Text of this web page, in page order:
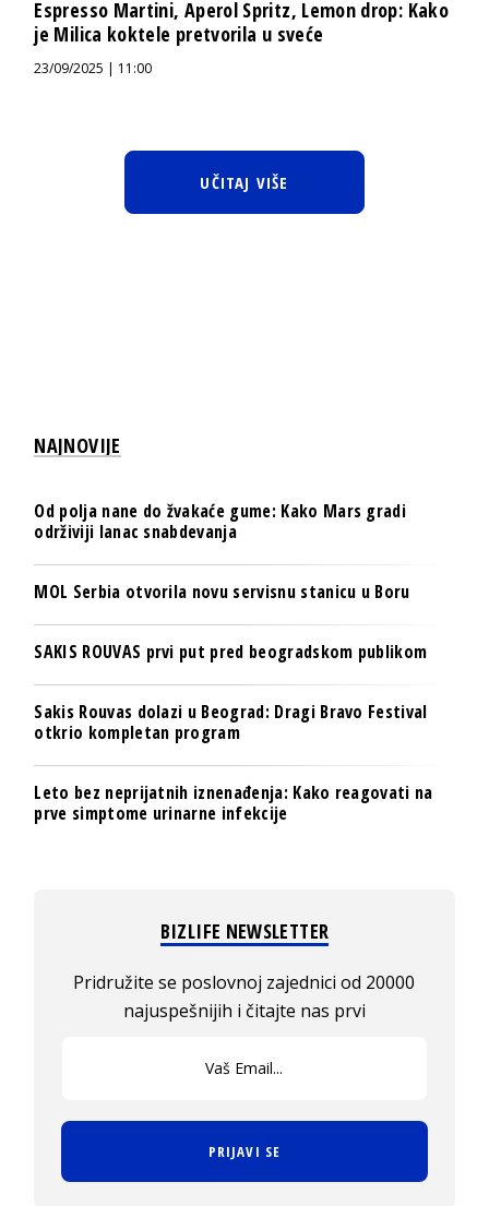
Espresso Martini, Aperol Spritz, Lemon drop: Kako
je Milica koktele pretvorila u sveće
23/09/2025 | 11:00
UČITAJ VIŠE
NAJNOVIJE
Od polja nane do žvakaće gume: Kako Mars gradi
održiviji lanac snabdevanja
MOL Serbia otvorila novu servisnu stanicu u Boru
SAKIS ROUVAS prvi put pred beogradskom publikom
Sakis Rouvas dolazi u Beograd: Dragi Bravo Festival
otkrio kompletan program
Leto bez neprijatnih iznenađenja: Kako reagovati na
prve simptome urinarne infekcije
BIZLIFE NEWSLETTER
Pridružite se poslovnoj zajednici od 20000
najuspešnijih i čitajte nas prvi
PRIJAVI SE